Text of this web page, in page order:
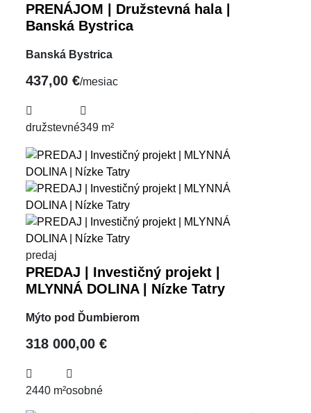
PRENÁJOM | Družstevná hala |
Banská Bystrica
Banská Bystrica
437,00 €/mesiac
družstevné349 m²
predaj
PREDAJ | Investičný projekt |
MLYNNÁ DOLINA | Nízke Tatry
Mýto pod Ďumbierom
318 000,00 €
2440 m²osobné